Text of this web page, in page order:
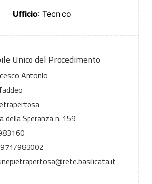
Ufficio: Tecnico
Unico del Procedimento
Antonio
della Speranza n. 159
983002